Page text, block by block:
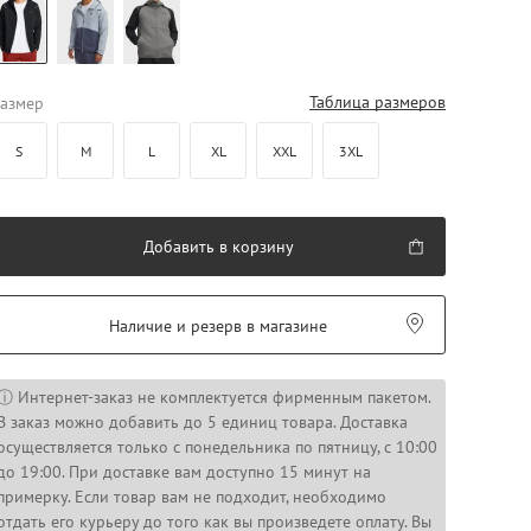
Таблица размеров
S M L XL XXL 3XL
Добавить в корзину
Наличие и резерв в магазине
Интернет-заказ не комплектуется фирменным пакетом.
заказ можно добавить до 5 единиц товара. Доставка
только с понедельника по пятницу, с 10:00
19:00. При доставке вам доступно 15 минут на
Если товар вам не подходит, необходимо
его курьеру до того как вы произведете оплату. Вы